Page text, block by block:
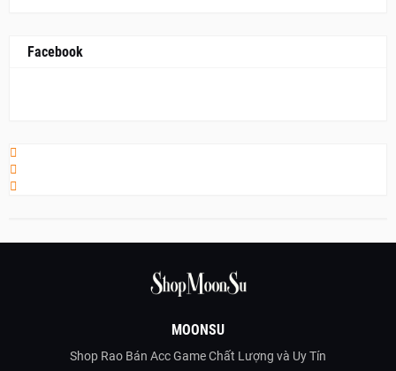
Facebook
MOONSU
Shop Rao Bán Acc Game Chất Lượng và Uy Tín